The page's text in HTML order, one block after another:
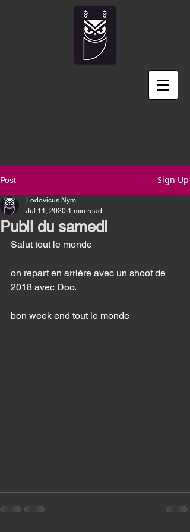
Post Sign Up
Publi du samedi
Lodovicus Nym
Jul 11, 2020 1 min read
Salut tout le monde
on repart en arrière avec un shoot de
2018 avec Doo.
bon week end tout le monde